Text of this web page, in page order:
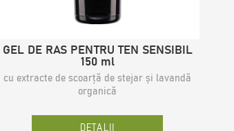
GEL DE RAS PENTRU TEN SENSIBIL
150 ml
cu extracte de scoarță de stejar și lavandă
organică
DETALII